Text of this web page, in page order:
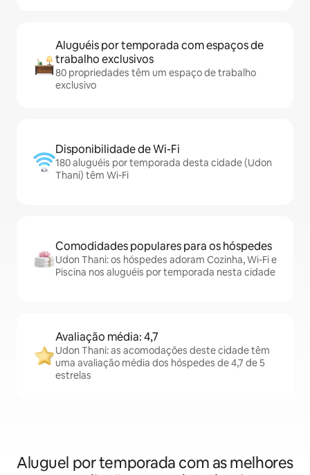
Aluguéis por temporada com espaços de
trabalho exclusivos
80 propriedades têm um espaço de trabalho
exclusivo
Disponibilidade de Wi-Fi
180 aluguéis por temporada desta cidade (Udon
Thani) têm Wi-Fi
Comodidades populares para os hóspedes
Udon Thani: os hóspedes adoram Cozinha, Wi-Fi e
Piscina nos aluguéis por temporada nesta cidade
Avaliação média: 4,7
Udon Thani: as acomodações deste cidade têm
uma avaliação média dos hóspedes de 4,7 de 5
estrelas
Aluguel por temporada com as melhores